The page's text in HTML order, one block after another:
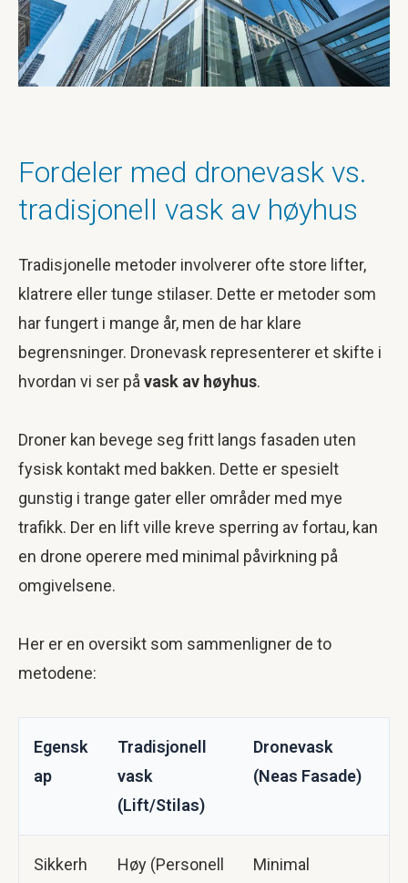
Fordeler med dronevask vs.
tradisjonell vask av høyhus
Tradisjonelle metoder involverer ofte store lifter,
klatrere eller tunge stilaser. Dette er metoder som
har fungert i mange år, men de har klare
begrensninger. Dronevask representerer et skifte i
hvordan vi ser påvask av høyhus.
Droner kan bevege seg fritt langs fasaden uten
fysisk kontakt med bakken. Dette er spesielt
gunstig i trange gater eller områder med mye
trafikk. Der en lift ville kreve sperring av fortau, kan
en drone operere med minimal påvirkning på
omgivelsene.
Her er en oversikt som sammenligner de to
metodene:
Egensk
ap
Tradisjonell
vask
(Lift/Stilas)
Dronevask
(Neas Fasade)
Sikkerh
Høy (Personell
Minimal